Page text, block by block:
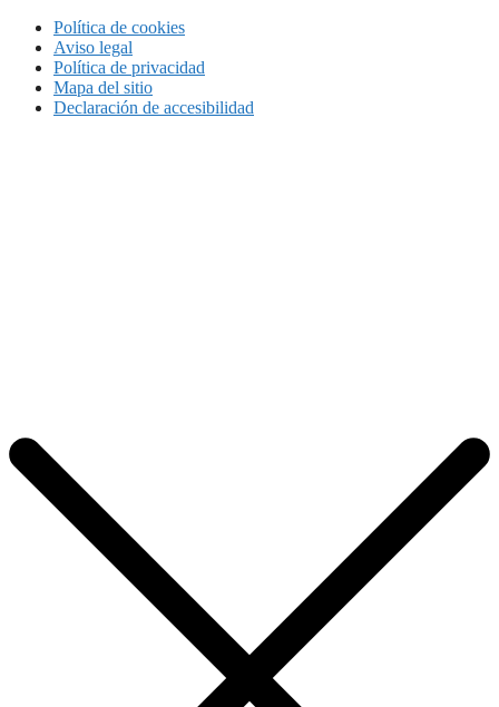
Política de cookies
Aviso legal
Política de privacidad
Mapa del sitio
Declaración de accesibilidad